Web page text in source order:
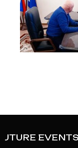
EVENTS